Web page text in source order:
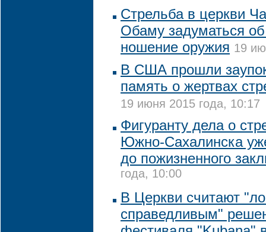
Стрельба в церкви
Обаму задуматься
ношение оружия 19
В США прошли
память о жертвах
19 июня 2015 года, 10:17
Фигуранту дела о
Южно-Сахалинска
до пожизненного
года, 10:00
В Церкви считают
справедливым"